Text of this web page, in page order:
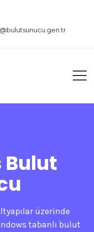
Bulut
üzerinde
tabanlı bulut